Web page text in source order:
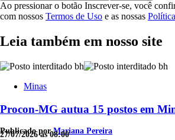
Ao pressionar o botão Inscrever-se, você
com nossos Termos de Uso e as nossas
Leia também em nosso site
Minas
Procon-MG autua 15 postos em
Publicado porMariana Pereira
27/07/2026 às 08:00